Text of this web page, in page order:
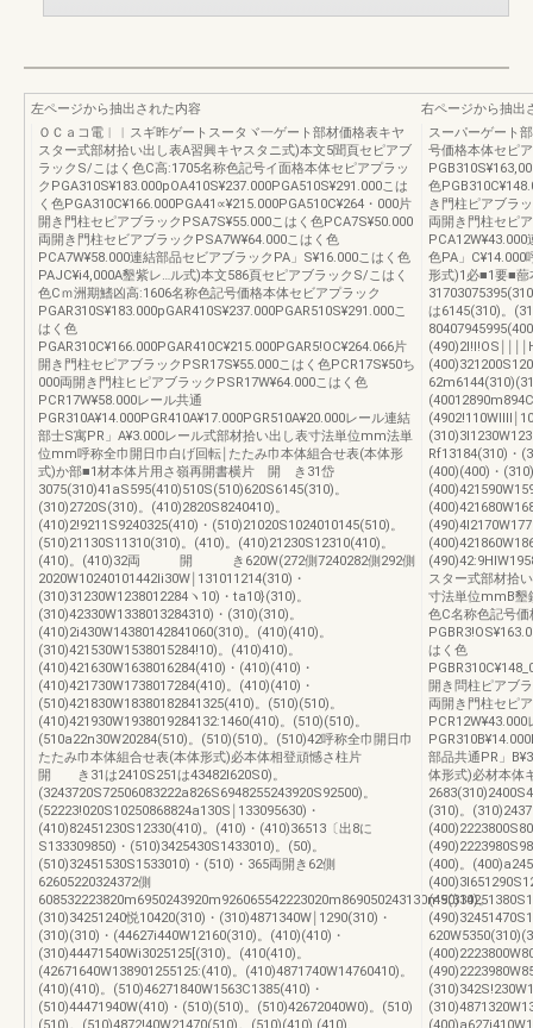
左ページから抽出された内容
ＯＣａコ電︱︱スギ昨ゲートスータヾ一ゲート部材価格表キヤ
スター式部材拾い出し表A習興キヤスタニ式)本文5聞頁セピアブ
ラックS/こはく色C高:1705名称色記号イ面格本体セピアプラッ
クPGA310S¥183.000pOA410S¥237.000PGA510S¥291.000こは
く色PGA310C¥166.000PGA41∝¥215.000PGA510C¥264・000片
開き門柱セピアブラックPSA7S¥55.000こはく色PCA7S¥50.000
両開き門柱セビアブラックPSA7W¥64.000こはく色
PCA7W¥58.000連結部品セビアブラックPA」S¥16.000こはく色
PAJC¥i4,000A墾紫レ…ル式)本文586頁セピアブラックS/こはく
色Cｍ洲期鰭凶高:1606名称色記号価格本体セビアプラック
PGAR310S¥183.000pGAR410S¥237.000PGAR510S¥291.000こ
はく色
PGAR310C¥166.000PGAR410C¥215.000PGAR5!OC¥264.066片
開き門柱セピアブラックPSR17S¥55.000こはく色PCR17S¥50ち
000両開き門柱ヒピアブラックPSR17W¥64.000こはく色
PCR17W¥58.000レール共通
PGR310A¥14.000PGR410A¥17.000PGR510A¥20.000レール連結
部士S寓PR」A¥3.000レール式部材拾い出し表寸法単位mm法単
位mm呼称全巾開日巾白げ回転￨たたみ巾本体組合せ表(本体形
式)か部■1材本体片用さ嶺再開書横片 開 き31岱
3075(310)41aS595(410)510S(510)620S6145(310)。
(310)2720S(310)。(410)2820S8240410)。
(410)2!9211S9240325(410)・(510)21020S1024010145(510)。
(510)21130S11310(310)。(410)。(410)21230S12310(410)。
(410)。(410)32両 開 き620W(272側7240282側292側
2020W10240101442li30W￨131011214(310)・
(310)31230W1238012284ヽ10)・ta10}(310)。
(310)42330W1338013284310)・(310)(310)。
(410)2i430W14380142841060(310)。(410)(410)。
(310)421530W1538015284!10)。(410)410)。
(410)421630W1638016284(410)・(410)(410)・
(410)421730W1738017284(410)。(410)(410)・
(510)421830W18380182841325(410)。(510)(510)。
(410)421930W1938019284132:1460(410)。(510)(510)。
(510a22n30W20284(510)。(510)(510)。(510)42呼称全巾開日巾
たたみ巾本体組合せ表(本体形式)必本体相登頑憾さ柱片
開 き31は2410S251は43482l620S0)。
(3243720S72506083222a826S6948255243920S92500)。
(52223!020S10250868824a130S￨133095630)・
(410)82451230S12330(410)。(410)・(410)36513〔出8に
S133309850)・(510)3425430S1433010)。(50)。
(510)32451530S1533010)・(510)・365両開き62側
62605220324372側
608532223820m6950243920m926065542223020m869050243130m5(310)。
(310)34251240悦10420(310)・(310)4871340W￨1290(310)・
(310)(310)・(44627i440W12160(310)。(410)(410)・
(310)44471540Wi3025125[(310)。(410(410)。
(42671640W138901255125:(410)。(410)4871740W14760410)。
(410)(410)。(510)46271840W1563C1385(410)・
(510)44471940W(410)・(510)(510)。(510)42672040W0)。(510)
右ページから抽出
スーパーゲート
号価格本体セピ
色
き門柱ピアブラ
両開き門柱セピ
色PA」C¥14.000
形式)1必■1要■
は6145(310)。
(490)2l!l!OS￨￨￨￨
(4902!110Wllll￨
Rf13184(310)・
(400)(400)・
スター式部材拾
寸法単位mmB墾
色C名称色記号
はく色
開き問柱ピアブ
両開き門柱セピ
PCR12W¥43.000
部品共通PR」
体形式)必材本
(310)。
(400)。